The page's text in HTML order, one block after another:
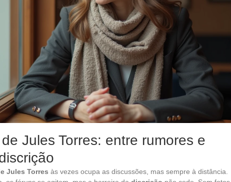
Jules Torres: entre rumores e
Jules Torres às vezes ocupa as discussões, mas sempre à distância.